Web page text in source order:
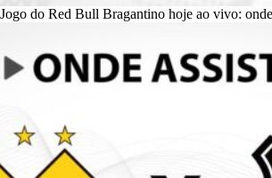
Jogo do Red Bull Bragantino hoje ao vivo: